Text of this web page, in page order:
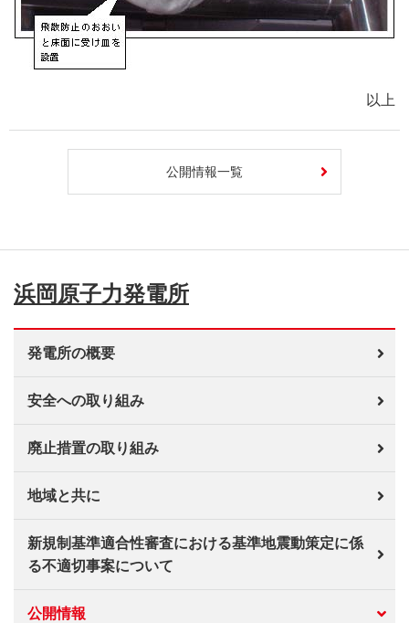
以上
公開情報一覧
浜岡原子力発電所
発電所の概要
安全への取り組み
廃止措置の取り組み
地域と共に
新規制基準適合性審査における基準地震動策定に係
る不適切事案について
公開情報